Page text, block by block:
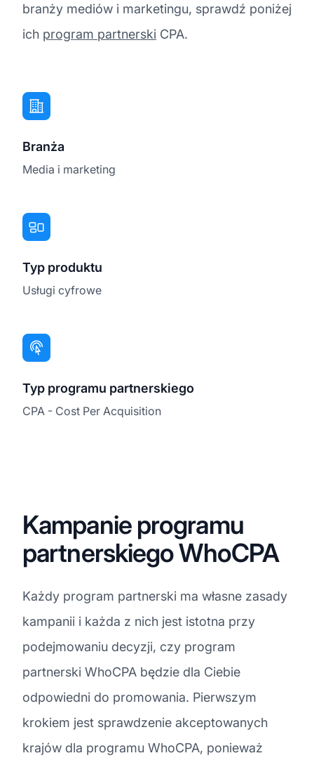
branży mediów i marketingu, sprawdź poniżej
ich program partnerski CPA.
Branża
Media i marketing
Typ produktu
Usługi cyfrowe
Typ programu partnerskiego
CPA - Cost Per Acquisition
Kampanie programu
partnerskiego WhoCPA
Każdy program partnerski ma własne zasady
kampanii i każda z nich jest istotna przy
podejmowaniu decyzji, czy program
partnerski WhoCPA będzie dla Ciebie
odpowiedni do promowania. Pierwszym
krokiem jest sprawdzenie akceptowanych
krajów dla programu WhoCPA, ponieważ